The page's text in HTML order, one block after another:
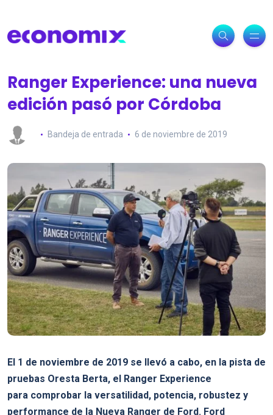
Ranger Experience: una nueva
edición pasó por Córdoba
Bandeja de entrada 6 de noviembre de 2019
El 1 de noviembre de 2019 se llevó a cabo, en la pista de
pruebas Oresta Berta, el Ranger Experience
para comprobar la versatilidad, potencia, robustez y
performance de la Nueva Ranger de Ford. Ford